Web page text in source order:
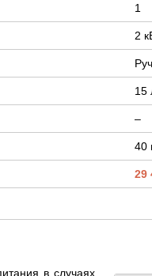
1
2
15
–
40
29
в случаях